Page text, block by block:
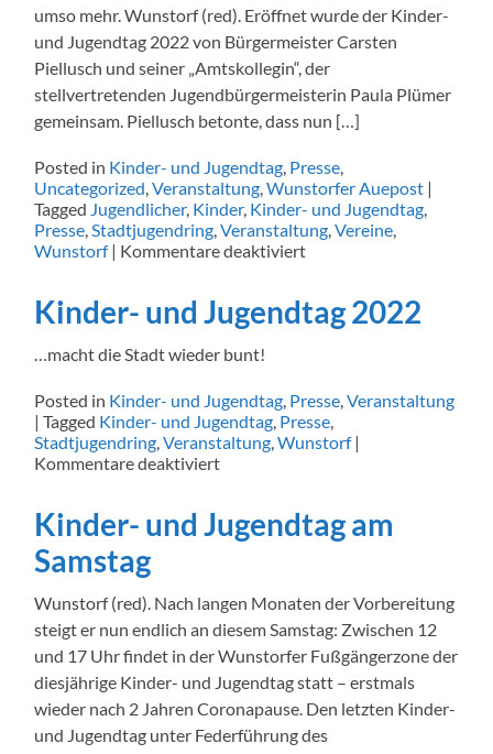
umso mehr. Wunstorf (red). Eröffnet wurde der Kinder-
und Jugendtag 2022 von Bürgermeister Carsten
Piellusch und seiner „Amtskollegin“, der
stellvertretenden Jugendbürgermeisterin Paula Plümer
gemeinsam. Piellusch betonte, dass nun […]
Posted in Kinder- und Jugendtag Presse
Uncategorized ,Veranstaltung ,Wunstorfer Auepost |
Tagged Jugendlicher, Kinder, Kinder- und Jugendtag
Presse Stadtjugendring ,Veranstaltung ,Vereine
Wunstorf| Kommentare deaktiviertfür
und
Jugendtag
Herbstwetter
Kinder- und Jugendtag 2022
…macht die Stadt wieder bunt!
Posted in Kinder- und Jugendtag Presse ,Veranstaltung
| Tagged Kinder- und Jugendtag Presse
Stadtjugendring ,Veranstaltung ,Wunstorf|
Kommentare deaktiviertfür
Jugendtag
2022
Kinder- und Jugendtag am
Samstag
Wunstorf (red). Nach langen Monaten der Vorbereitung
steigt er nun endlich an diesem Samstag: Zwischen 12
und 17 Uhr findet in der Wunstorfer Fußgängerzone der
diesjährige Kinder- und Jugendtag statt – erstmals
wieder nach 2 Jahren Coronapause. Den letzten Kinder-
und Jugendtag unter Federführung des